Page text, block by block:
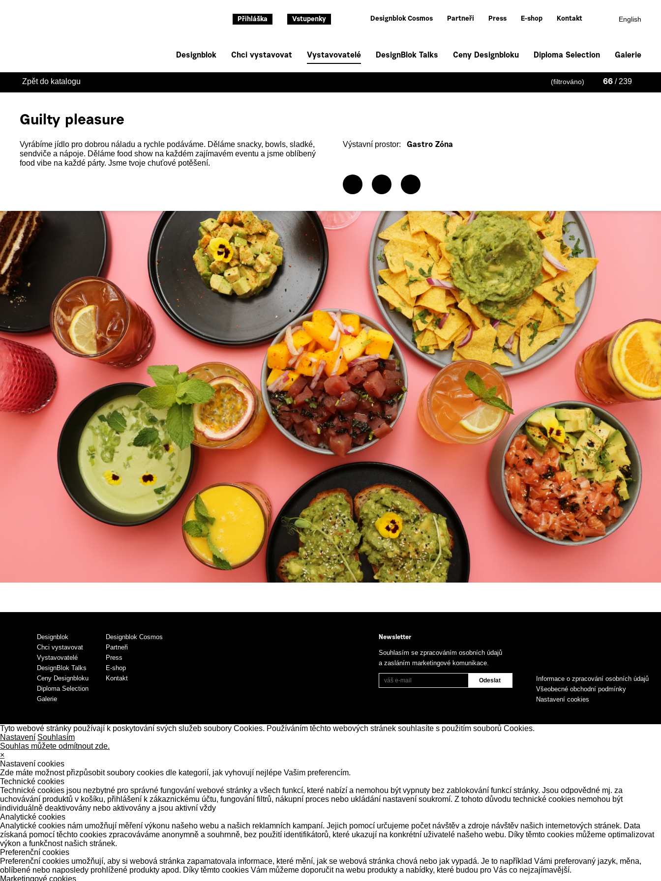
Přihláška Vstupenky Designblok Cosmos Partneři Press E-shop Kontakt English
Designblok Chci vystavovat Vystavovatelé DesignBlok Talks Ceny Designbloku Diploma Selection Galerie
Zpět do katalogu (filtrováno) 66 / 239
Guilty pleasure
Vyrábíme jídlo pro dobrou náladu a rychle podáváme. Děláme snacky, bowls, sladké,
sendviče a nápoje. Děláme food show na každém zajímavém eventu a jsme oblíbený
food vibe na každé párty. Jsme tvoje chuťové potěšení.
Výstavní prostor: Gastro Zóna
Designblok
Chci vystavovat
Vystavovatelé
DesignBlok Talks
Ceny Designbloku
Diploma Selection
Galerie
Designblok Cosmos
Partneři
Press
E-shop
Kontakt
Informace o zpracování osobních údajů
Všeobecné obchodní podmínky
Nastavení cookies
Newsletter
Souhlasím se zpracováním osobních údajů
a zasláním marketingové komunikace.
Tyto webové stránky používají k poskytování svých služeb soubory Cookies. Používáním těchto webových stránek souhlasíte s použitím souborů Cookies.
Nastavení Souhlasím
Souhlas můžete odmítnout zde.
×
Nastavení cookies
Zde máte možnost přizpůsobit soubory cookies dle kategorií, jak vyhovují nejlépe Vašim preferencím.
Technické cookies
Technické cookies jsou nezbytné pro správné fungování webové stránky a všech funkcí, které nabízí a nemohou být vypnuty bez zablokování funkcí stránky. Jsou odpovědné mj. za
uchovávání produktů v košíku, přihlášení k zákaznickému účtu, fungování filtrů, nákupní proces nebo ukládání nastavení soukromí. Z tohoto důvodu technické cookies nemohou být
individuálně deaktivovány nebo aktivovány a jsou aktivní vždy
Analytické cookies
Analytické cookies nám umožňují měření výkonu našeho webu a našich reklamních kampaní. Jejich pomocí určujeme počet návštěv a zdroje návštěv našich internetových stránek. Data
získaná pomocí těchto cookies zpracováváme anonymně a souhrnně, bez použití identifikátorů, které ukazují na konkrétní uživatelé našeho webu. Díky těmto cookies můžeme optimalizovat
výkon a funkčnost našich stránek.
Preferenční cookies
Preferenční cookies umožňují, aby si webová stránka zapamatovala informace, které mění, jak se webová stránka chová nebo jak vypadá. Je to například Vámi preferovaný jazyk, měna,
oblíbené nebo naposledy prohlížené produkty apod. Díky těmto cookies Vám můžeme doporučit na webu produkty a nabídky, které budou pro Vás co nejzajímavější.
Marketingové cookies